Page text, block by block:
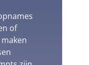
of